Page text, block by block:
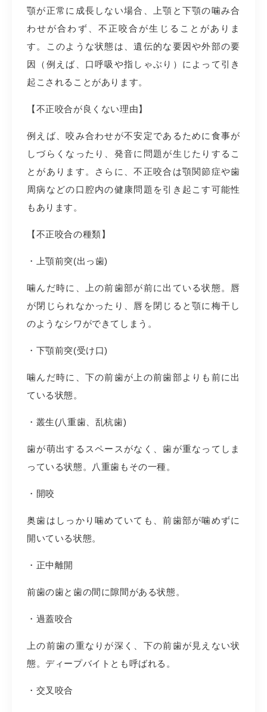
顎が正常に成長しない場合、上顎と下顎の噛み合
わせが合わず、不正咬合が生じることがありま
す。このような状態は、遺伝的な要因や外部の要
因（例えば、口呼吸や指しゃぶり）によって引き
起こされることがあります。
【不正咬合が良くない理由】
例えば、咬み合わせが不安定であるために食事が
しづらくなったり、発音に問題が生じたりするこ
とがあります。さらに、不正咬合は顎関節症や歯
周病などの口腔内の健康問題を引き起こす可能性
もあります。
【不正咬合の種類】
・上顎前突(出っ歯)
噛んだ時に、上の前歯部が前に出ている状態。唇
が閉じられなかったり、唇を閉じると顎に梅干し
のようなシワができてしまう。
・下顎前突(受け口)
噛んだ時に、下の前歯が上の前歯部よりも前に出
ている状態。
・叢生(八重歯、乱杭歯)
歯が萌出するスペースがなく、歯が重なってしま
っている状態。八重歯もその一種。
・開咬
奥歯はしっかり噛めていても、前歯部が噛めずに
開いている状態。
・正中離開
前歯の歯と歯の間に隙間がある状態。
・過蓋咬合
上の前歯の重なりが深く、下の前歯が見えない状
態。ディープバイトとも呼ばれる。
・交叉咬合